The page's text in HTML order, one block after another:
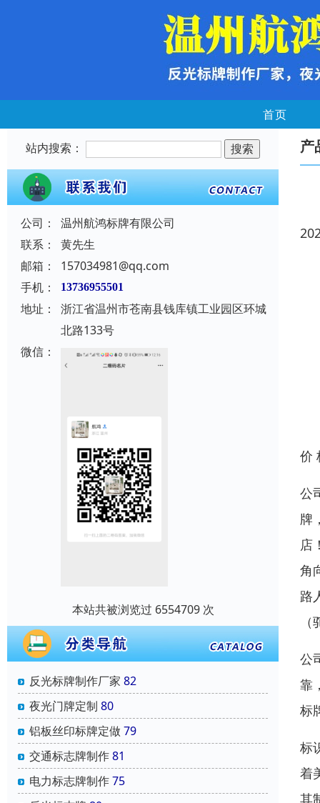
首页
站内搜索：
公司：
温州航鸿标牌有限公司
联系：
黄先生
邮箱：
157034981@qq.com
手机：
13736955501
地址：
浙江省温州市苍南县钱库镇工业园区环城
北路133号
微信：
本站共被浏览过 6554709 次
反光标牌制作厂家 82
夜光门牌定制 80
铝板丝印标牌定做79
交通标志牌制作81
电力标志牌制作75
产
价
公
牌
店
角
路
公
靠
标
标
着
其